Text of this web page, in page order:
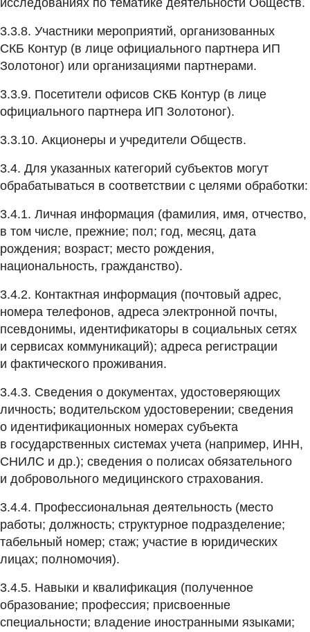
исследованиях по тематике деятельности Обществ.
3.3.8. Участники мероприятий, организованных
СКБ Контур (в лице официального партнера ИП
Золотоног) или организациями партнерами.
3.3.9. Посетители офисов СКБ Контур (в лице
официального партнера ИП Золотоног).
3.3.10. Акционеры и учредители Обществ.
3.4. Для указанных категорий субъектов могут
обрабатываться в соответствии с целями обработки:
3.4.1. Личная информация (фамилия, имя, отчество,
в том числе, прежние; пол; год, месяц, дата
рождения; возраст; место рождения,
национальность, гражданство).
3.4.2. Контактная информация (почтовый адрес,
номера телефонов, адреса электронной почты,
псевдонимы, идентификаторы в социальных сетях
и сервисах коммуникаций); адреса регистрации
и фактического проживания.
3.4.3. Сведения о документах, удостоверяющих
личность; водительском удостоверении; сведения
о идентификационных номерах субъекта
в государственных системах учета (например, ИНН,
СНИЛС и др.); сведения о полисах обязательного
и добровольного медицинского страхования.
3.4.4. Профессиональная деятельность (место
работы; должность; структурное подразделение;
табельный номер; стаж; участие в юридических
лицах; полномочия).
3.4.5. Навыки и квалификация (полученное
образование; профессия; присвоенные
специальности; владение иностранными языками;